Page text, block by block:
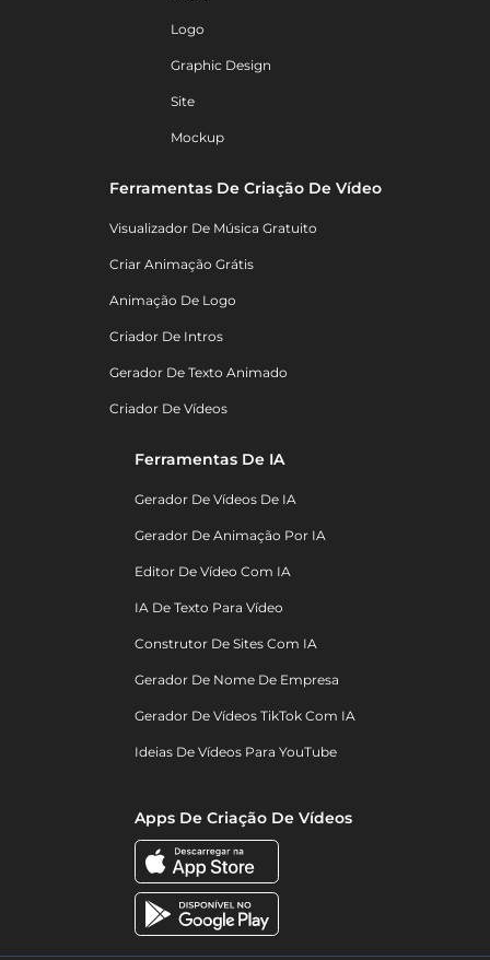
Logo
Graphic Design
Site
Mockup
Ferramentas De Criação De Vídeo
Visualizador De Música Gratuito
Criar Animação Grátis
Animação De Logo
Criador De Intros
Gerador De Texto Animado
Criador De Vídeos
Ferramentas De IA
Gerador De Vídeos De IA
Gerador De Animação Por IA
Editor De Vídeo Com IA
IA De Texto Para Vídeo
Construtor De Sites Com IA
Gerador De Nome De Empresa
Gerador De Vídeos TikTok Com IA
Ideias De Vídeos Para YouTube
Apps De Criação De Vídeos